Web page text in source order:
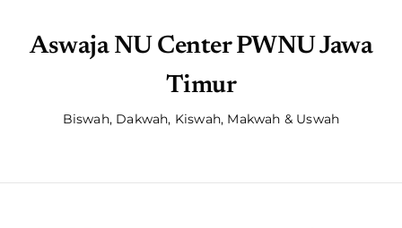
Aswaja NU Center PWNU Jawa
Timur
Biswah, Dakwah, Kiswah, Makwah & Uswah